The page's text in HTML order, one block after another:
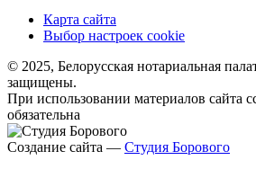
Карта сайта
Выбор настроек cookie
© 2025, Белорусская нотариальная
защищены.
При использовании материалов сайта
обязательна
Создание сайта — Студия Борового